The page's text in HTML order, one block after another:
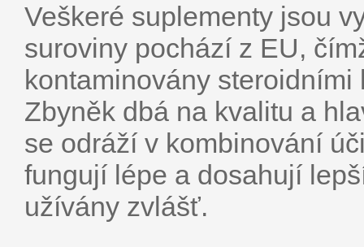
Veškeré suplementy jsou
suroviny pochází z EU,
kontaminovány
Zbyněk dbá na kvalitu a
se odráží v kombinování
fungují lépe a dosahují
užívány zvlášť.